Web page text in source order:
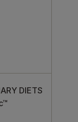
DIETS